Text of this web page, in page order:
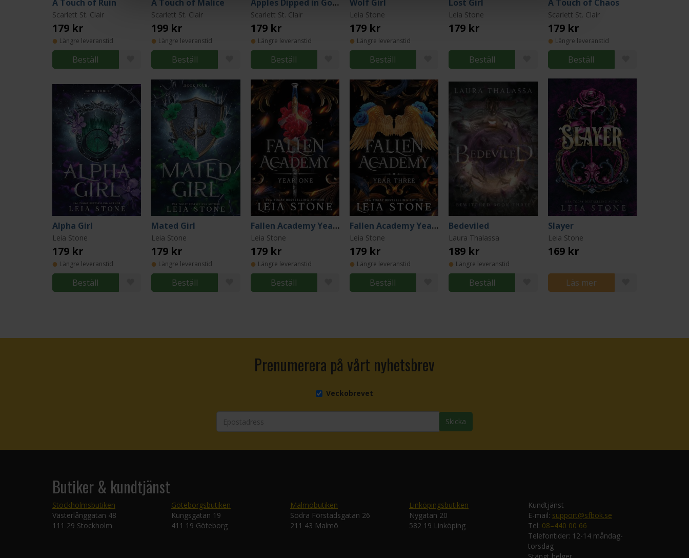
A Touch of Ruin
Scarlett St. Clair
179 kr
Längre leveranstid
Beställ
A Touch of Malice
Scarlett St. Clair
199 kr
Längre leveranstid
Beställ
Apples Dipped in Gold
Scarlett St. Clair
179 kr
Längre leveranstid
Beställ
Wolf Girl
Leia Stone
179 kr
Längre leveranstid
Beställ
Lost Girl
Leia Stone
179 kr
Beställ
A Touch of Chaos
Scarlett St. Clair
179 kr
Längre leveranstid
Beställ
Alpha Girl
Leia Stone
179 kr
Längre leveranstid
Beställ
Mated Girl
Leia Stone
179 kr
Längre leveranstid
Beställ
Fallen Academy Year One
Leia Stone
179 kr
Längre leveranstid
Beställ
Fallen Academy Year Three
Leia Stone
179 kr
Längre leveranstid
Beställ
Bedeviled
Laura Thalassa
189 kr
Längre leveranstid
Beställ
Slayer
Leia Stone
169 kr
Läs mer
Prenumerera på vårt nyhetsbrev
Veckobrevet
Skicka
Butiker & kundtjänst
Stockholmsbutiken
Västerlånggatan 48
111 29 Stockholm
Göteborgsbutiken
Kungsgatan 19
411 19 Göteborg
Malmöbutiken
Södra Förstadsgatan 26
211 43 Malmö
Linköpingsbutiken
Nygatan 20
582 19 Linköping
Kundtjänst
E-mail: support@sfbok.se
Tel: 08–440 00 66
Telefontider: 12-14 måndag-
torsdag